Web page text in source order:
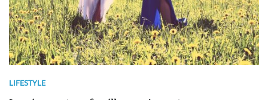
LIFESTYLE